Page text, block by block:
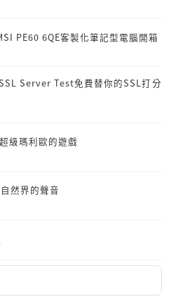
PE60 6QE客製化筆記型電腦開箱
Server Test免費替你的SSL打分
級瑪利歐的遊戲
然界的聲音